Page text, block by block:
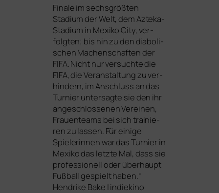
Finale im sechs­größ­ten
Stadium der Welt, dem Azteka-
Stadium in Mexiko City, ver­
folg­ten; bis hin zu den dia­bo­li­
schen Machenschaften der
FIFA. Nicht nur ver­such­te die
FIFA, die Veranstaltung zu ver­
hin­dern, im Anschluss an das
Turnier unter­sag­te sie den ihr
ange­schlos­se­nen Vereinen,
Frauenteams bei sich trai­nie­
ren zu las­sen. Für eini­ge
Spielerinnen war das Turnier in
Mexiko das letz­te Mal, dass sie
pro­fes­sio­nell oder über­haupt
Fußball gespielt haben.“
Hendrike Bake | indiekino